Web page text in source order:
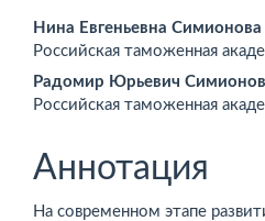
Основное
содержимое
статьи
Нина Евгеньевна Симионова
Российская таможенная
Радомир Юрьевич Симионов
Российская таможенная
Аннотация
На современном этапе